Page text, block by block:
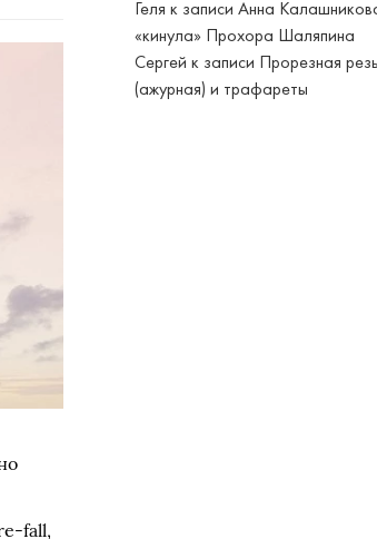
Геля к записиАнна
«кинула» Прохора Шаляпина
Сергей к записи Прорезная
(ажурная) и трафареты
fall,